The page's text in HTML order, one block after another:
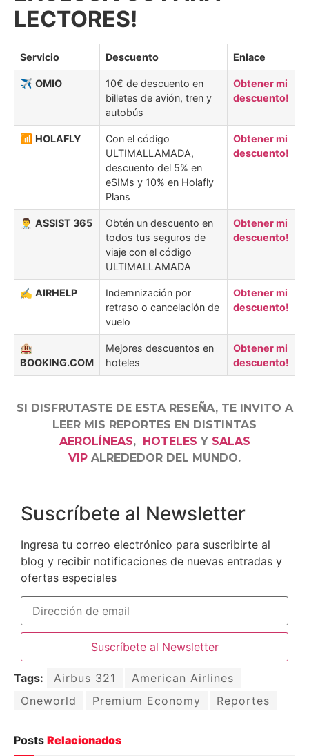
LECTORES!
Servicio Descuento Enlace
✈️ OMIO
10€ de descuento en
billetes de avión, tren y
autobús
Obtener mi
descuento!
📶 HOLAFLY
Con el código
ULTIMALLAMADA,
descuento del 5% en
eSIMs y 10% en Holafly
Plans
Obtener mi
descuento!
👨‍⚕️ ASSIST 365
Obtén un descuento en
todos tus seguros de
viaje con el código
ULTIMALLAMADA
Obtener mi
descuento!
✍️ AIRHELP
Indemnización por
retraso o cancelación de
vuelo
Obtener mi
descuento!
🏨
BOOKING.COM
Mejores descuentos en
hoteles
Obtener mi
descuento!
SI DISFRUTASTE DE ESTA RESEÑA, TE INVITO A
LEER MIS REPORTES EN DISTINTAS
AEROLÍNEAS, HOTELES Y SALAS
VIP ALREDEDOR DEL MUNDO.
Suscríbete al Newsletter
Ingresa tu correo electrónico para suscribirte al
blog y recibir notificaciones de nuevas entradas y
ofertas especiales
Tags: Airbus 321
American Airlines
Oneworld
Premium Economy Reportes
Posts Relacionados